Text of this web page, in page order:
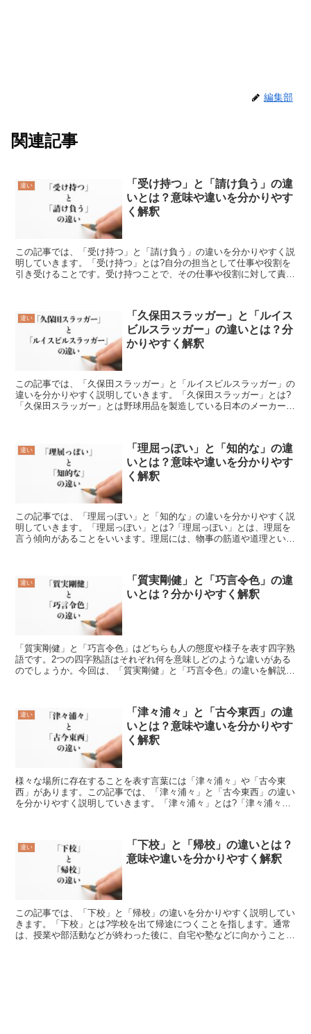
編集部
関連記事
違い
「受け持つ」と「請け負う」の違
いとは？意味や違いを分かりやす
く解釈
この記事では、「受け持つ」と「請け負う」の違いを分かりやすく説
明していきます。「受け持つ」とは?自分の担当として仕事や役割を
引き受けることです。受け持つことで、その仕事や役割に対して責任
違い
「久保田スラッガー」と「ルイス
ビルスラッガー」の違いとは？分
かりやすく解釈
この記事では、「久保田スラッガー」と「ルイスビルスラッガー」の
違いを分かりやすく説明していきます。「久保田スラッガー」とは?
「久保田スラッガー」とは野球用品を製造している日本のメーカーで
違い
「理屈っぽい」と「知的な」の違
いとは？意味や違いを分かりやす
く解釈
この記事では、「理屈っぽい」と「知的な」の違いを分かりやすく説
明していきます。「理屈っぽい」とは?「理屈っぽい」とは、理屈を
言う傾向があることをいいます。理屈には、物事の筋道や道理といっ
違い
「質実剛健」と「巧言令色」の違
いとは？分かりやすく解釈
「質実剛健」と「巧言令色」はどちらも人の態度や様子を表す四字熟
語です。2つの四字熟語はそれぞれ何を意味しどのような違いがある
のでしょうか。今回は、「質実剛健」と「巧言令色」の違いを解説し
違い
「津々浦々」と「古今東西」の違
いとは？意味や違いを分かりやす
く解釈
様々な場所に存在することを表す言葉には「津々浦々」や「古今東
西」があります。この記事では、「津々浦々」と「古今東西」の違い
を分かりやすく説明していきます。「津々浦々」とは?「津々浦々」
違い
「下校」と「帰校」の違いとは？
意味や違いを分かりやすく解釈
この記事では、「下校」と「帰校」の違いを分かりやすく説明してい
きます。「下校」とは?学校を出て帰途につくことを指します。通常
は、授業や部活動などが終わった後に、自宅や塾などに向かうことを